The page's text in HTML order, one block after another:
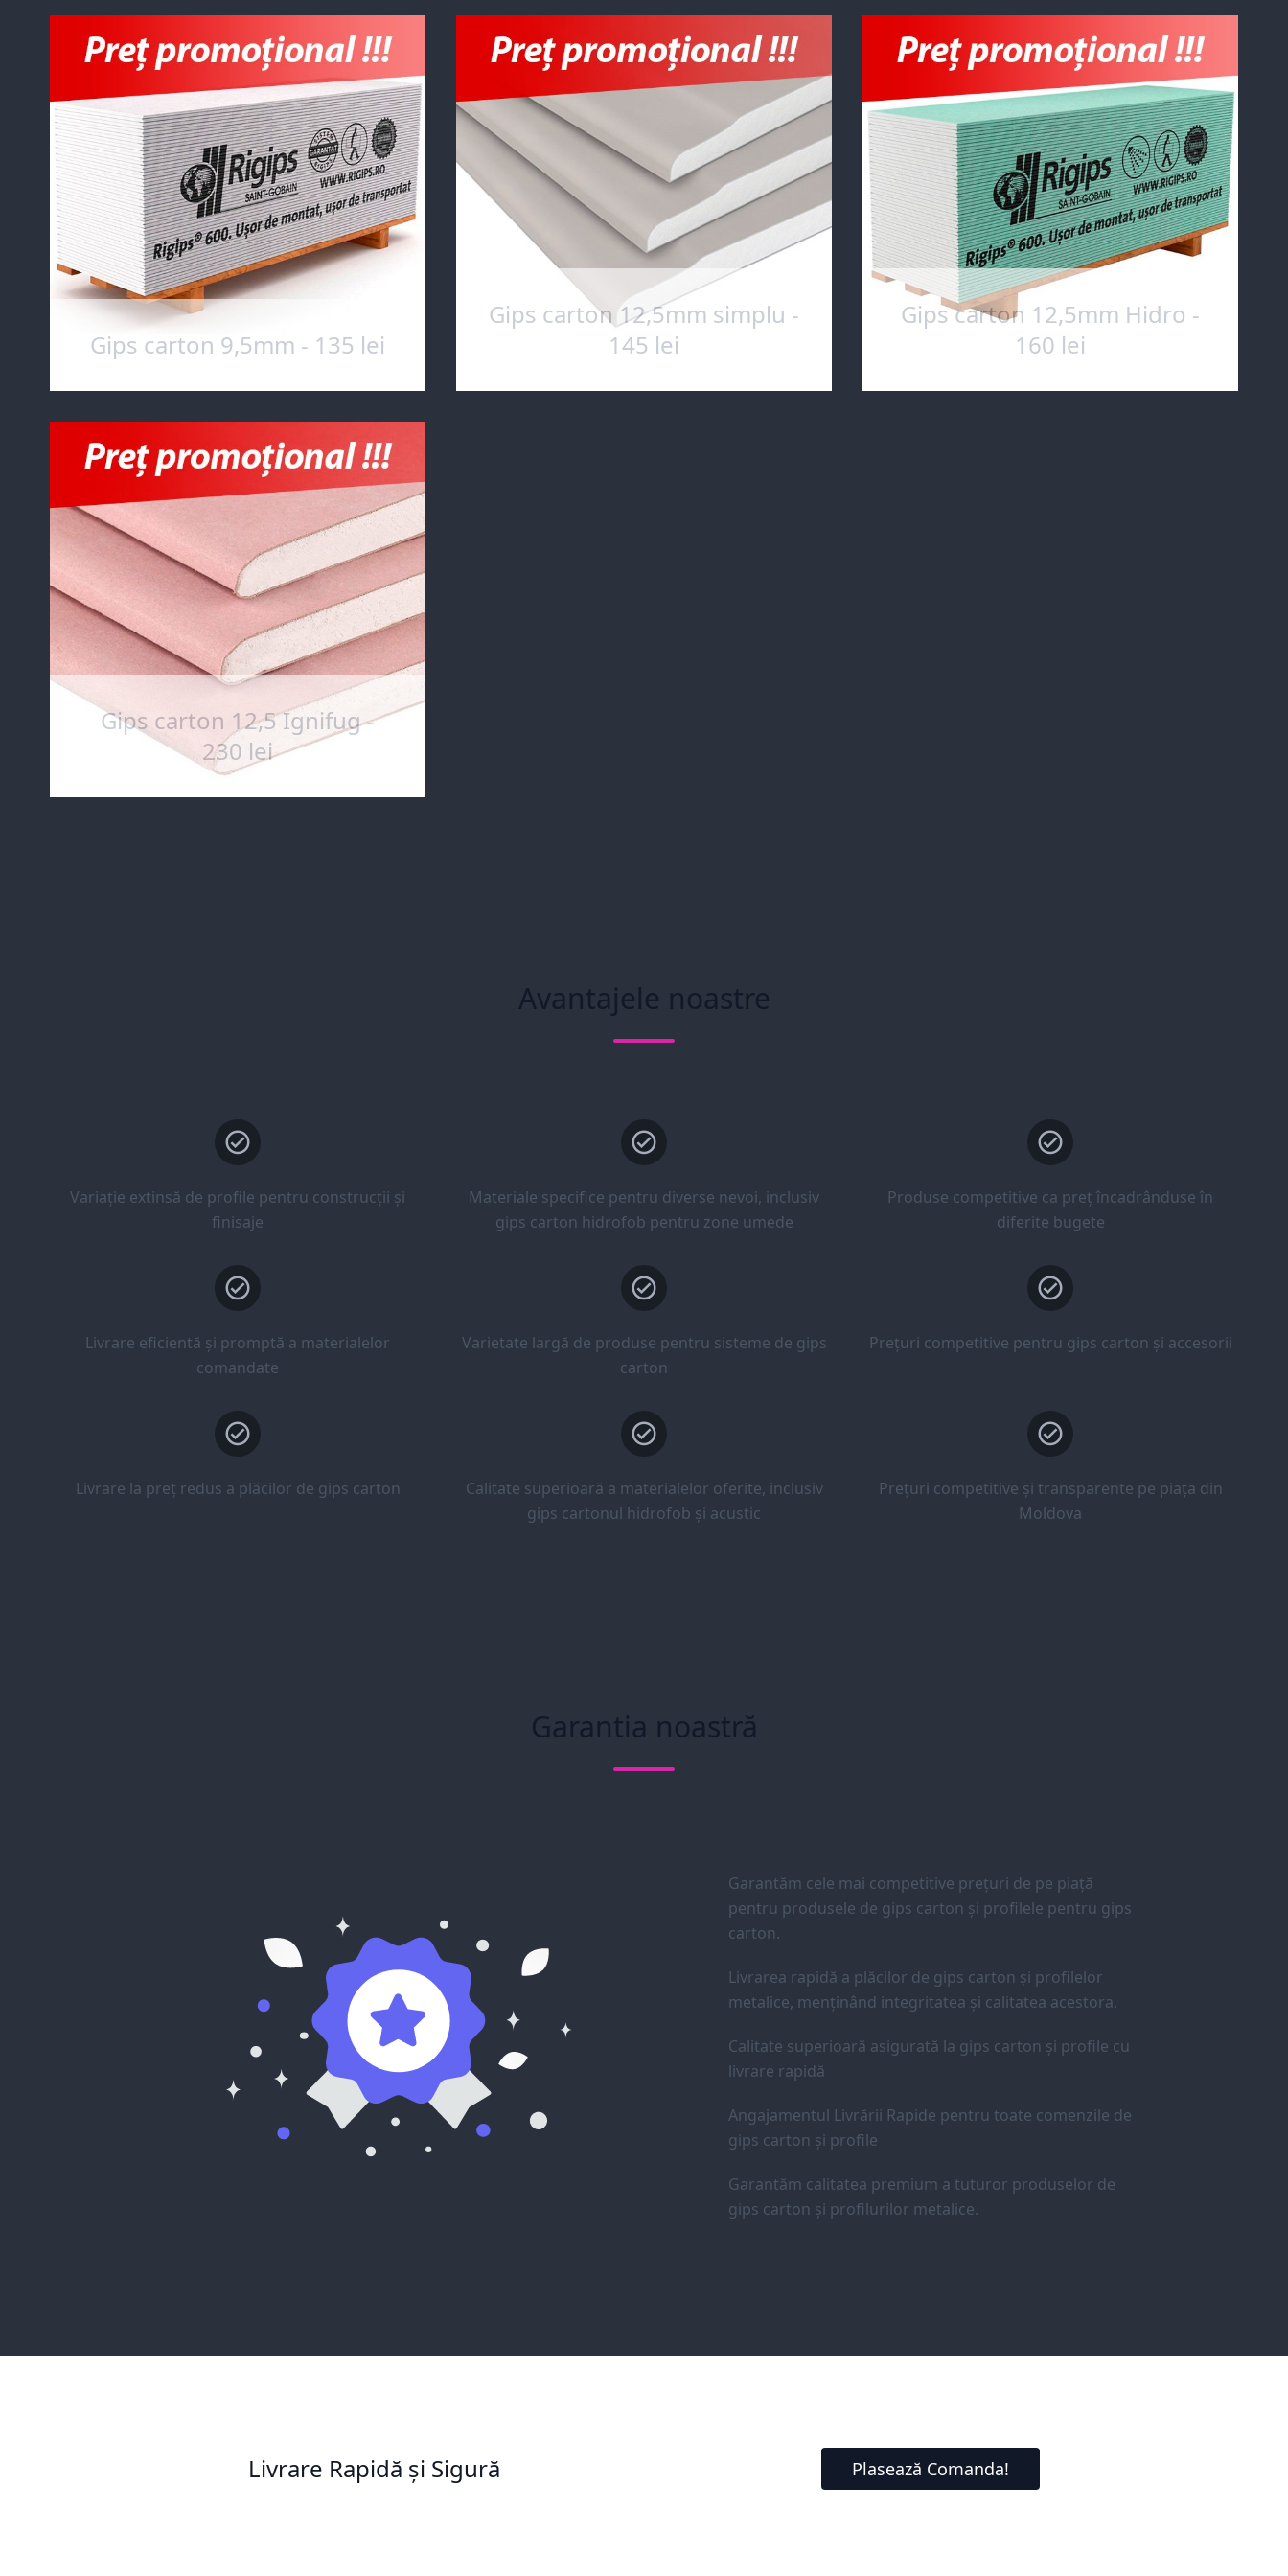
Gips carton 9,5mm - 135 lei
Gips carton 12,5mm simplu -
145 lei
Gips carton 12,5mm Hidro -
160 lei
Gips carton 12,5 Ignifug -
230 lei
Avantajele noastre
Variație extinsă de profile pentru construcții și
finisaje
Materiale specifice pentru diverse nevoi, inclusiv
gips carton hidrofob pentru zone umede
Produse competitive ca preț încadrânduse în
diferite bugete
Livrare eficientă și promptă a materialelor
comandate
Varietate largă de produse pentru sisteme de gips
carton
Prețuri competitive pentru gips carton și accesorii
Livrare la preț redus a plăcilor de gips carton
Calitate superioară a materialelor oferite, inclusiv
gips cartonul hidrofob și acustic
Prețuri competitive și transparente pe piața din
Moldova
Garantia noastră
Garantăm cele mai competitive prețuri de pe piață
pentru produsele de gips carton și profilele pentru gips
carton.
Livrarea rapidă a plăcilor de gips carton și profilelor
metalice, menținând integritatea și calitatea acestora.
Calitate superioară asigurată la gips carton și profile cu
livrare rapidă
Angajamentul Livrării Rapide pentru toate comenzile de
gips carton și profile
Garantăm calitatea premium a tuturor produselor de
gips carton și profilurilor metalice.
Livrare Rapidă și Sigură Plasează Comanda!